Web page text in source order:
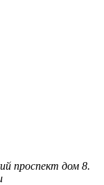
проспект дом 8.